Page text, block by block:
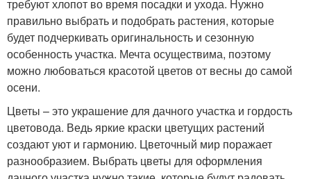
требуют хлопот во время посадки и ухода. Нужно
правильно выбрать и подобрать растения, которые
будет подчеркивать оригинальность и сезонную
особенность участка. Мечта осуществима, поэтому
можно любоваться красотой цветов от весны до самой
осени.
Цветы – это украшение для дачного участка и гордость
цветовода. Ведь яркие краски цветущих растений
создают уют и гармонию. Цветочный мир поражает
разнообразием. Выбрать цветы для оформления